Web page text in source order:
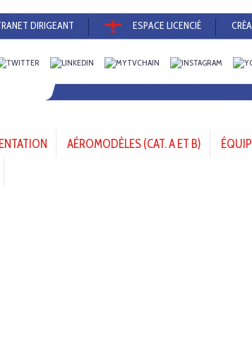
DIRIGEANT ESPACE LICENCIÉ
AÉROMODÈLES (CAT. A ET B)